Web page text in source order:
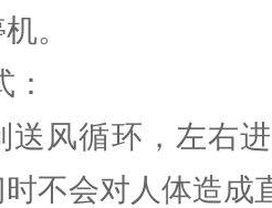
机。
送风循环，左右
不会对人体造成